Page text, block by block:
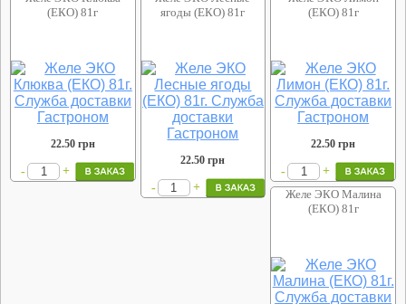
(ЕКО) 81г
22.50грн
- +
ягоды (ЕКО) 81г
22.50 грн
- +
(ЕКО) 81г
22.50 грн
-
+
Желе ЭКО Малина
(ЕКО) 81г